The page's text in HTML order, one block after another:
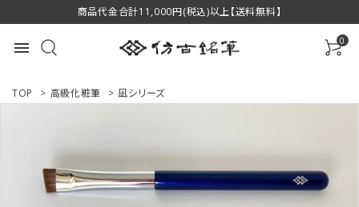
商品代金合計11,000円(税込)以上【送料無料】
menu 0
ACCOUNT MENU
ようこそ ゲスト 様
TOP > 高級化粧筆 > 凪シリーズ